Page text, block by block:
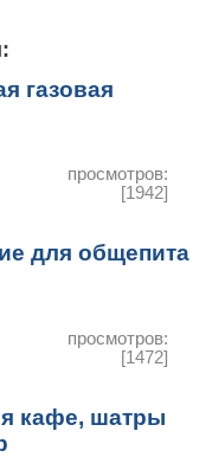
газовая
просмотров:
[1942]
для общепита
просмотров:
[1472]
кафе, шатры